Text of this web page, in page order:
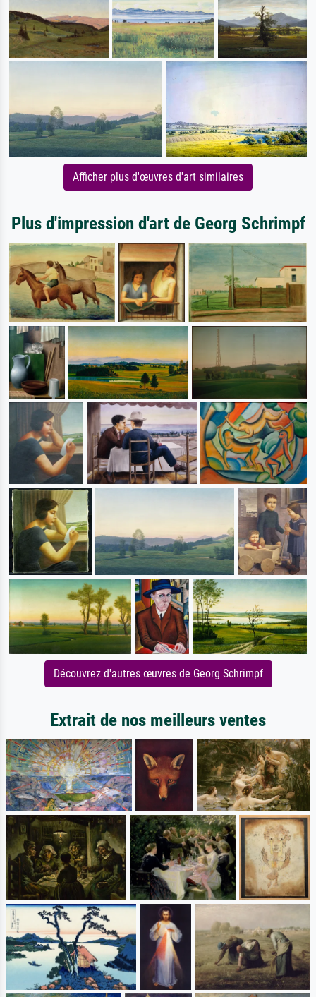
Afficher plus d'œuvres d'art similaires
Plus d'impression d'art de Georg Schrimpf
Découvrez d'autres œuvres de Georg Schrimpf
Extrait de nos meilleurs ventes